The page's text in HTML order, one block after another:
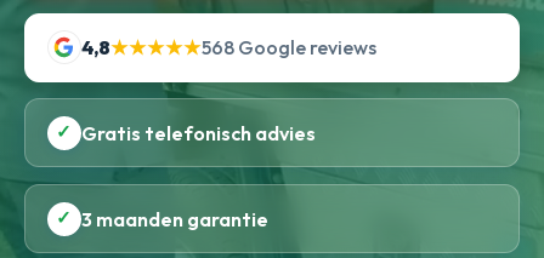
4,8★★★★★568 Google reviews
✓ Gratis telefonisch advies
✓ 3 maanden garantie